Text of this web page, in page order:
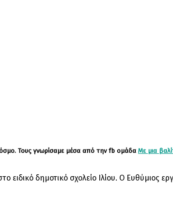
κόσμο. Τους γνωρίσαμε μέσα από την fb ομάδα Με μια
δημοτικό σχολείο Ιλίου. Ο Ευθύμιος